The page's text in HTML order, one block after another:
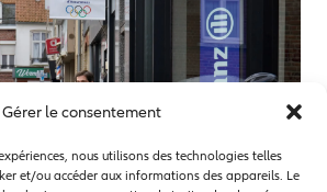
Gérer le consentement
nous utilisons des technologies telles
et/ou accéder aux informations des appareils. Le